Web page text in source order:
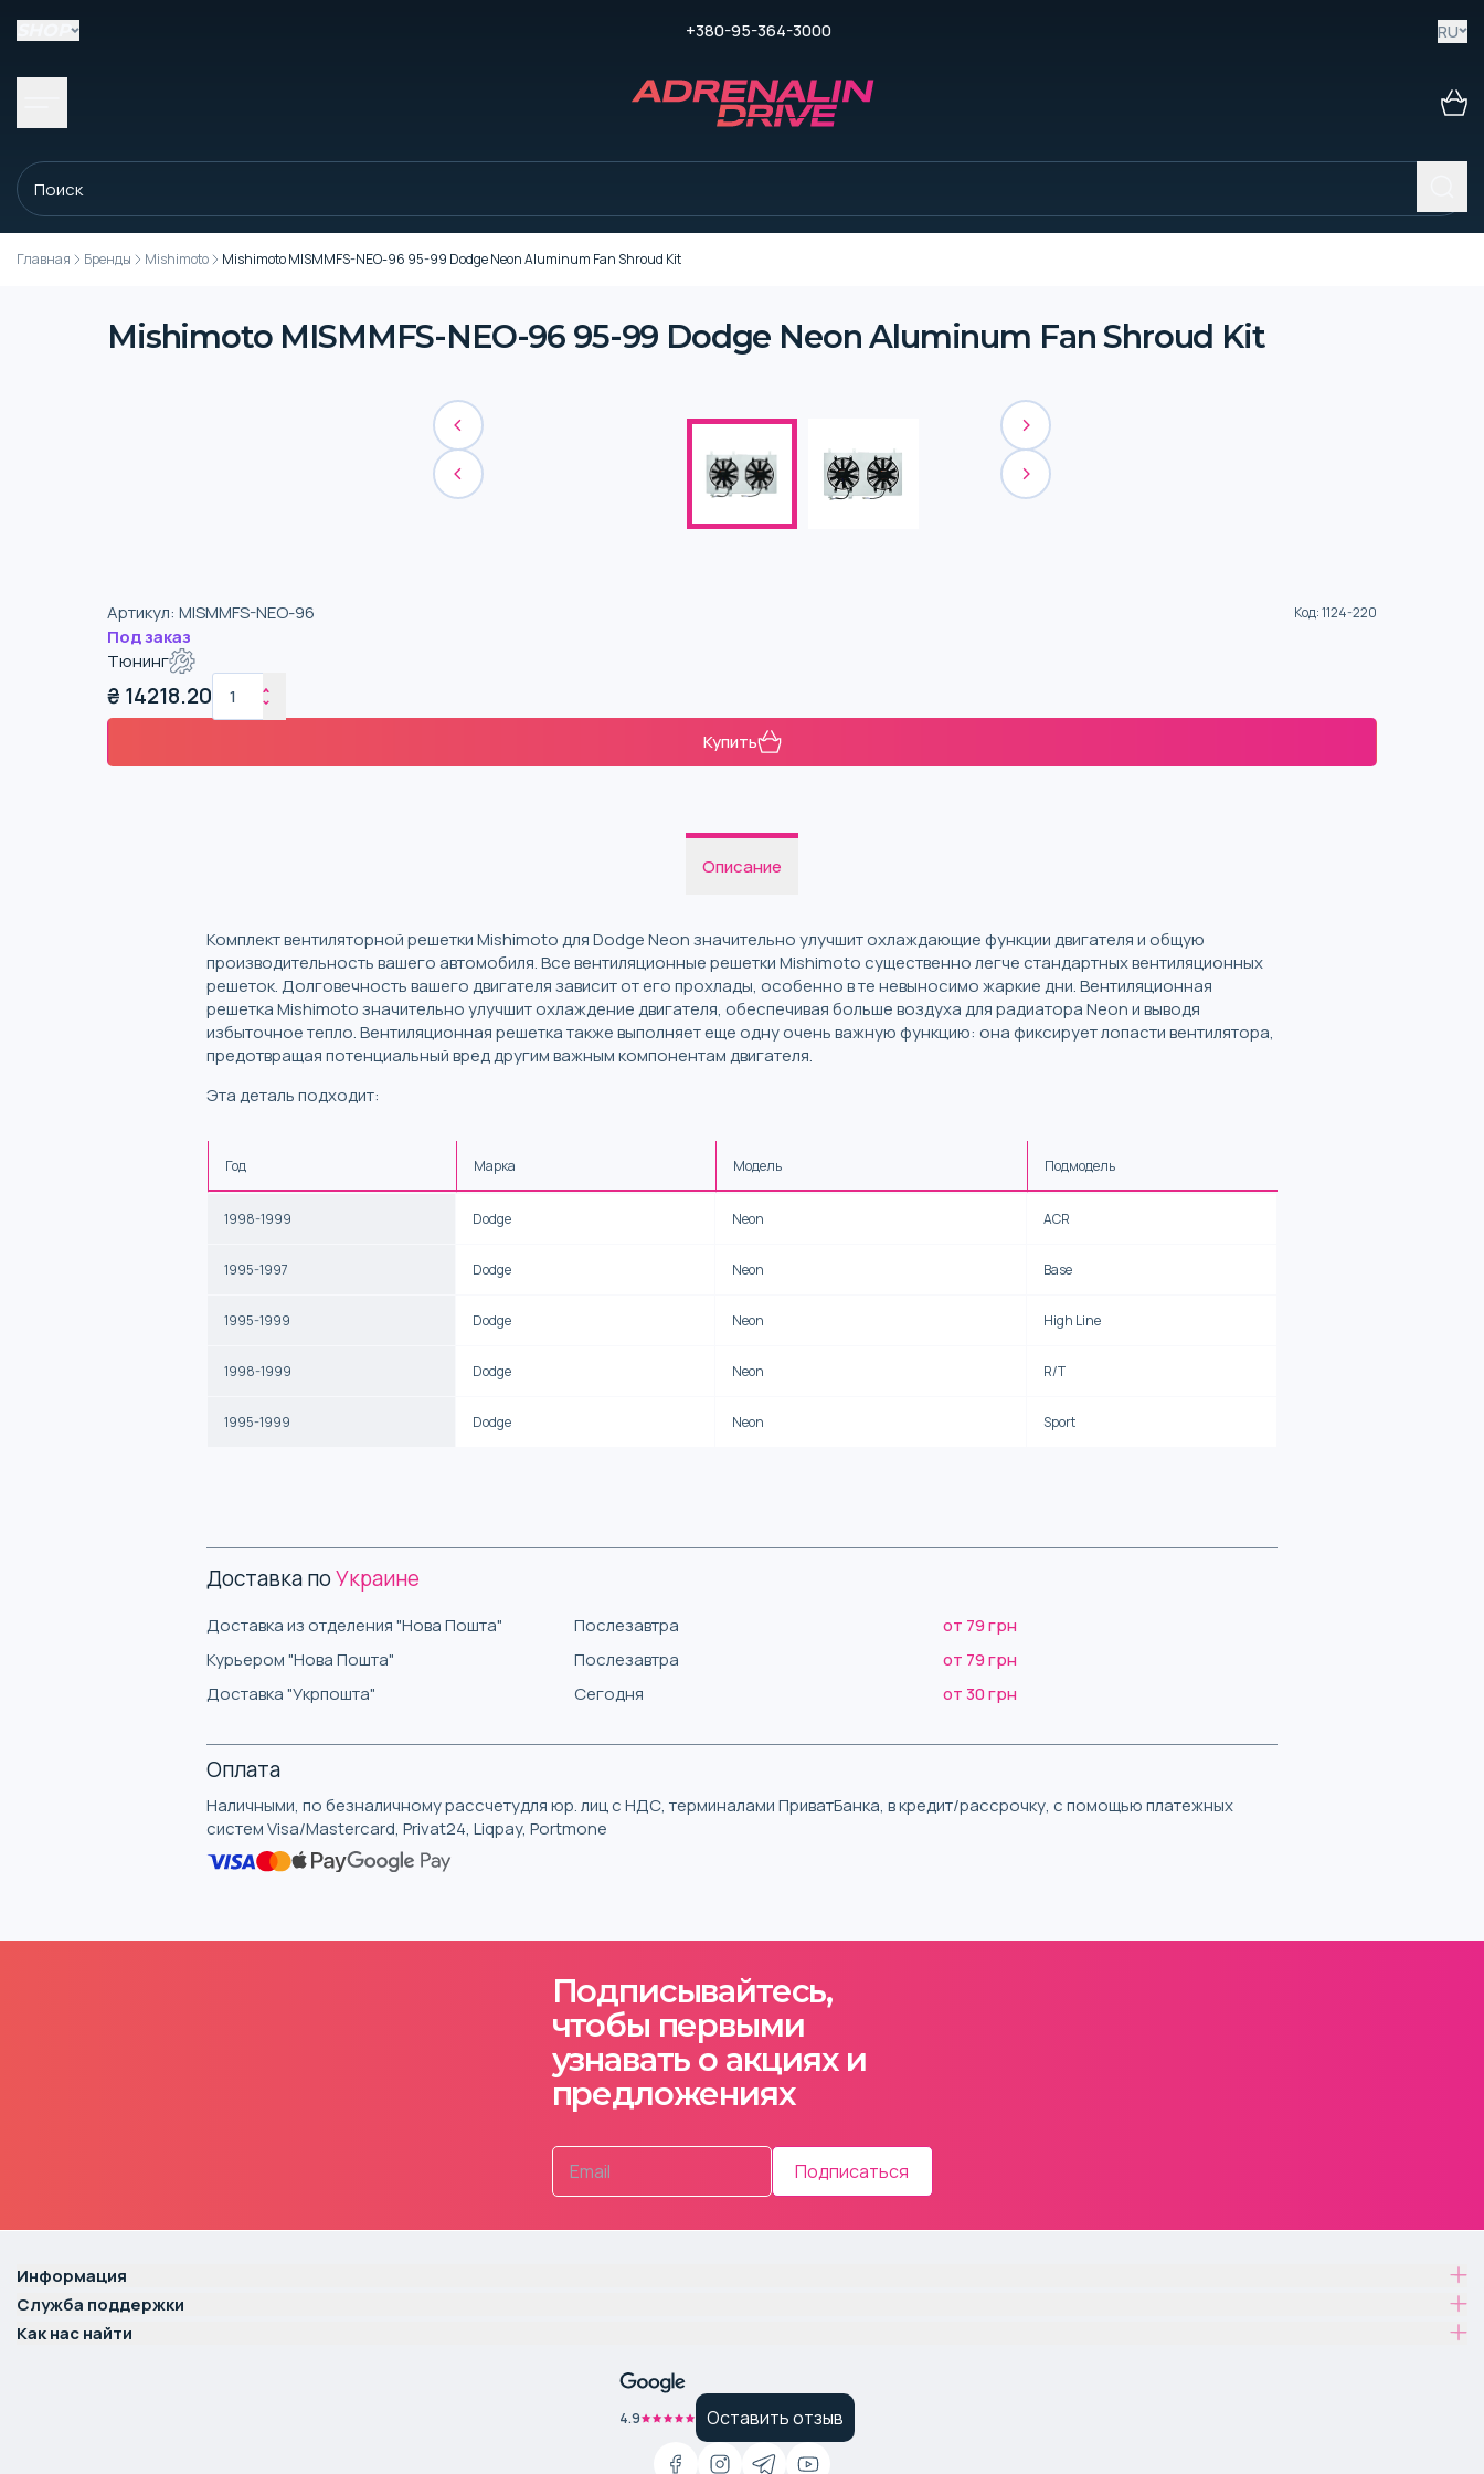
+380-95-364-3000 RU
Главная Бренды Mishimoto Mishimoto MISMMFS-NEO-96 95-99 Dodge Neon Aluminum Fan Shroud Kit
Mishimoto MISMMFS-NEO-96 95-99 Dodge Neon Aluminum Fan Shroud Kit
Артикул: MISMMFS-NEO-96 Код:1124-220
Под заказ
Тюнинг
₴ 14218.20
Купить
Описание
Комплект вентиляторной решетки Mishimoto для Dodge Neon значительно улучшит охлаждающие функции двигателя и общую
производительность вашего автомобиля. Все вентиляционные решетки Mishimoto существенно легче стандартных вентиляционных
решеток. Долговечность вашего двигателя зависит от его прохлады, особенно в те невыносимо жаркие дни. Вентиляционная
решетка Mishimoto значительно улучшит охлаждение двигателя, обеспечивая больше воздуха для радиатора Neon и выводя
избыточное тепло. Вентиляционная решетка также выполняет еще одну очень важную функцию: она фиксирует лопасти вентилятора,
предотвращая потенциальный вред другим важным компонентам двигателя.
Эта деталь подходит:
Год Марка Модель Подмодель
1998-1999 Dodge Neon ACR
1995-1997 Dodge Neon Base
1995-1999 Dodge Neon High Line
1998-1999 Dodge Neon R/T
1995-1999 Dodge Neon Sport
Доставка поУкраине
Доставка из отделения "Нова Пошта" Послезавтра
от 79 грн
Курьером "Нова Пошта"
Послезавтра
от 79 грн
Доставка "Укрпошта"
Сегодня от 30 грн
Оплата
Наличными, по безналичному рассчетудля юр. лиц с НДС, терминалами ПриватБанка, в кредит/рассрочку, с помощью платежных
систем Visa/Mastercard, Privat24, Liqpay, Portmone
Подписывайтесь,
чтобы первыми
узнавать о акциях и
предложениях
Подписаться
Информация
Служба поддержки
Как нас найти
4.9 Оставить отзыв